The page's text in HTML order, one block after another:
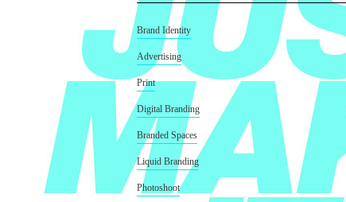
Brand Identity
Advertising
Print
Digital Branding
Branded Spaces
Liquid Branding
Photoshoot